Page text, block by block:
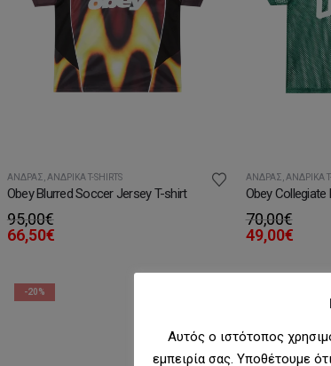
ΆΝΔΡΑΣ,ΑΝΔΡΙΚΆ T-SHIRTS
Obey Blurred Soccer Jersey T-shirt
95,00€
66,50€
ΆΝΔΡΑΣ,ΑΝΔΡΙΚΆ
Obey
70,00€
49,00€
-20%
Αυτός ο ιστότοπος
εμπειρία σας. Υποθέτουμε